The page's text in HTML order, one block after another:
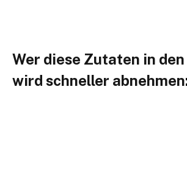
Wer diese Zutaten in
wird schneller